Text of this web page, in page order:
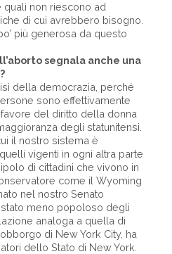
quali non riescono ad
di cui avrebbero bisogno.
più generosa da questo
segnala anche una
della democrazia, perché
sono effettivamente
del diritto della donna
degli statunitensi.
il nostro sistema è
vigenti in ogni altra parte
di cittadini che vivono in
come il Wyoming
nel nostro Senato
meno popoloso degli
analoga a quella di
di New York City, ha
dello Stato di New York.